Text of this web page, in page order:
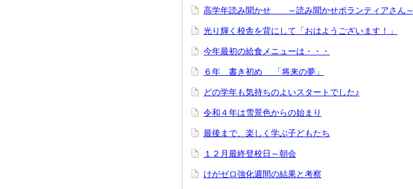
高学年読み聞かせ ～読み聞かせボランティアさん～
光り輝く校舎を背にして「おはようございます！」
今年最初の給食メニューは・・・
６年 書き初め 「将来の夢」
どの学年も気持ちのよいスタートでした♪
令和４年は雪景色からの始まり
最後まで、楽しく学ぶ子どもたち
１２月最終登校日～朝会
けがゼロ強化週間の結果と考察